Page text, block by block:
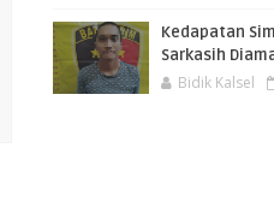
Kedapatan
Sarkasih
Bidik Kalsel